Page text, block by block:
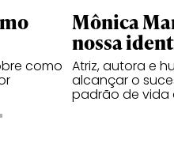
como
Mônica
nossa
Atriz, autora e
alcançar o
padrão de vida